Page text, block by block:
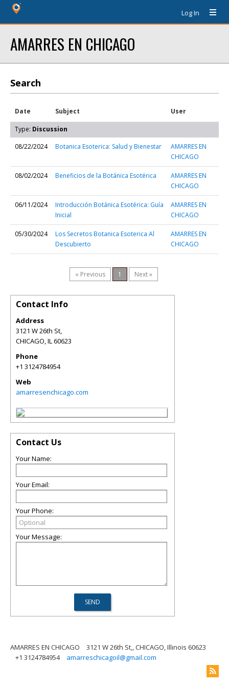
Log In
AMARRES EN CHICAGO
Search
Date Subject User
Type: Discussion
08/22/2024
Botanica Esoterica: Salud y Bienestar
AMARRES EN
CHICAGO
08/02/2024 Beneficios de la Botánica Esotérica
AMARRES EN
CHICAGO
06/11/2024
Introducción Botánica Esotérica: Guía
Inicial
AMARRES EN
CHICAGO
05/30/2024
Los Secretos Botanica Esoterica Al
Descubierto
AMARRES EN
CHICAGO
« Previous 1 Next »
Contact Info
Address
3121 W 26th St,
CHICAGO,IL60623
Phone
+1 3124784954
Web
amarresenchicago.com
Contact Us
Your Name:
Your Email:
Your Phone:
Your Message:
AMARRES EN CHICAGO
3121 W 26th St,, CHICAGO, Illinois 60623
+1 3124784954
amarreschicagoil@gmail.com